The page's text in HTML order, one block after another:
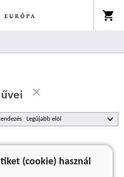
nincs találat
(cookie) használ